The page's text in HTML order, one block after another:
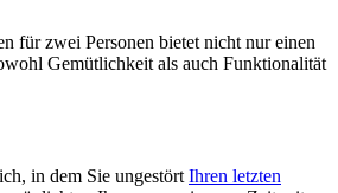
für zwei Personen bietet nicht nur einen
Gemütlichkeit als auch Funktionalität
in dem Sie ungestörtIhren letzten